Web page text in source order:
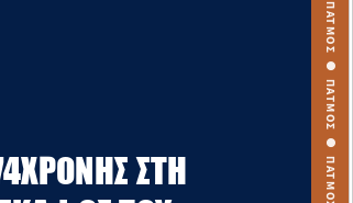
ΣΤΗ